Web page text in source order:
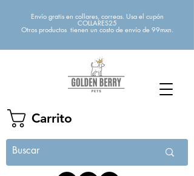
Carrito
Envío gratis en collares, correas. Usa el cupón
COLLARES25
Otros productos tienen un costo de envío de 99mxn.